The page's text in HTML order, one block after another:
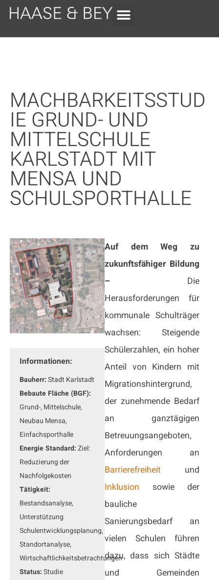
MACHBARKEITSSTUD
IE GRUND- UND
MITTELSCHULE
KARLSTADT MIT
MENSA UND
SCHULSPORTHALLE
Informationen:
Bauherr:Stadt Karlstadt
Bebaute Fläche (BGF):
Grund-, Mittelschule,
Neubau Mensa,
Einfachsporthalle
Energie Standard:Ziel:
Reduzierung der
Nachfolgekosten
Tätigkeit:
Bestandsanalyse,
Unterstützung
Schulentwicklungsplanung,
Standortanalyse,
Wirtschaftlichkeitsbetrachtungen
Status:Studie
Auf dem Weg zu
zukunftsfähiger Bildung
– Die
Herausforderungen für
kommunale Schulträger
wachsen: Steigende
Schülerzahlen, ein hoher
Anteil von Kindern mit
Migrationshintergrund,
der zunehmende Bedarf
an ganztägigen
Betreuungsangeboten,
Anforderungen an
Barrierefreiheit und
Inklusion sowie der
bauliche
Sanierungsbedarf an
vielen Schulen führen
dazu, dass sich Städte
und Gemeinden